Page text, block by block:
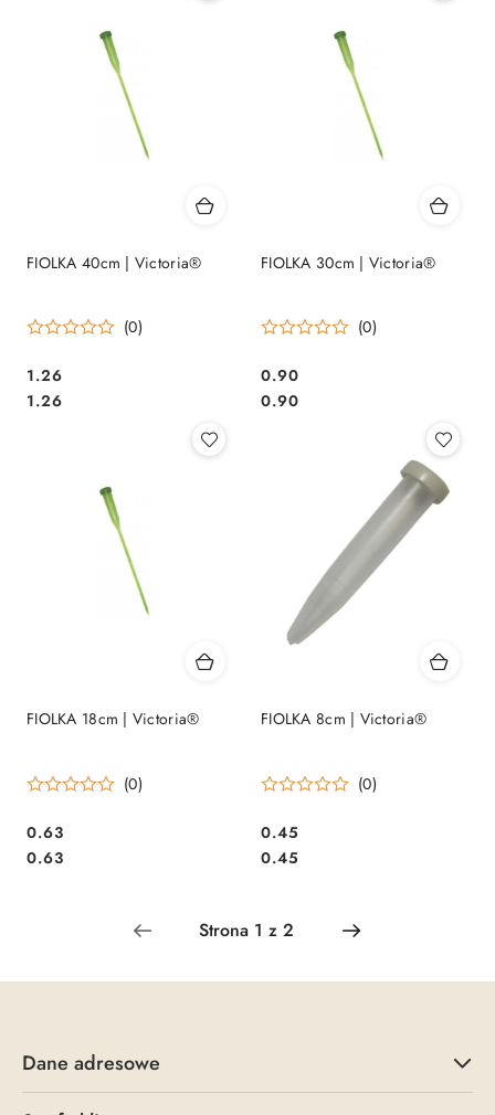
FIOLKA 40cm | Victoria®
(0)
Cena:
1.26
Cena:
1.26
FIOLKA 30cm | Victoria®
(0)
Cena:
0.90
Cena:
0.90
FIOLKA 18cm | Victoria®
(0)
Cena:
0.63
Cena:
0.63
FIOLKA 8cm | Victoria®
(0)
Cena:
0.45
Cena:
0.45
Dane adresowe